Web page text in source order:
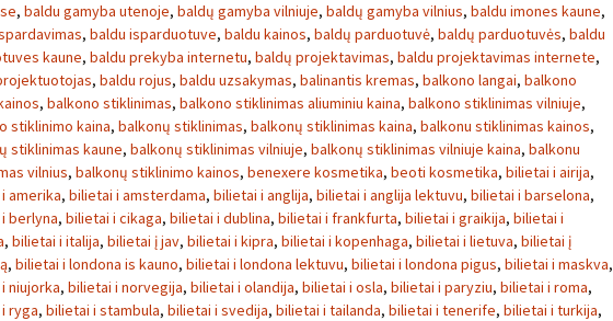
, baldu gamyba utenoje, baldų gamyba vilniuje, baldų gamyba vilnius, baldu imones kaune,
, baldu isparduotuve, baldu kainos, baldų parduotuvė, baldų parduotuvės, baldu
kaune, baldu prekyba internetu, baldų projektavimas, baldu projektavimas internete,
, baldu rojus, baldu uzsakymas, balinantis kremas, balkono langai, balkono
, balkono stiklinimas, balkono stiklinimas aliuminiu kaina, balkono stiklinimas vilniuje,
stiklinimo kaina, balkonų stiklinimas, balkonų stiklinimas kaina, balkonu stiklinimas kainos,
stiklinimas kaune, balkonų stiklinimas vilniuje, balkonų stiklinimas vilniuje kaina, balkonu
vilnius, balkonų stiklinimo kainos, benexere kosmetika, beoti kosmetika, bilietai i airija,
amerika, bilietai i amsterdama, bilietai i anglija, bilietai i anglija lektuvu, bilietai i barselona,
berlyna, bilietai i cikaga, bilietai i dublina, bilietai i frankfurta, bilietai i graikija, bilietai i
, bilietai i italija, bilietai į jav, bilietai i kipra, bilietai i kopenhaga, bilietai i lietuva, bilietai į
, bilietai i londona is kauno, bilietai i londona lektuvu, bilietai i londona pigus, bilietai i maskva,
niujorka, bilietai i norvegija, bilietai i olandija, bilietai i osla, bilietai i paryziu, bilietai i roma,
ryga, bilietai i stambula, bilietai i svedija, bilietai i tailanda, bilietai i tenerife, bilietai i turkija,